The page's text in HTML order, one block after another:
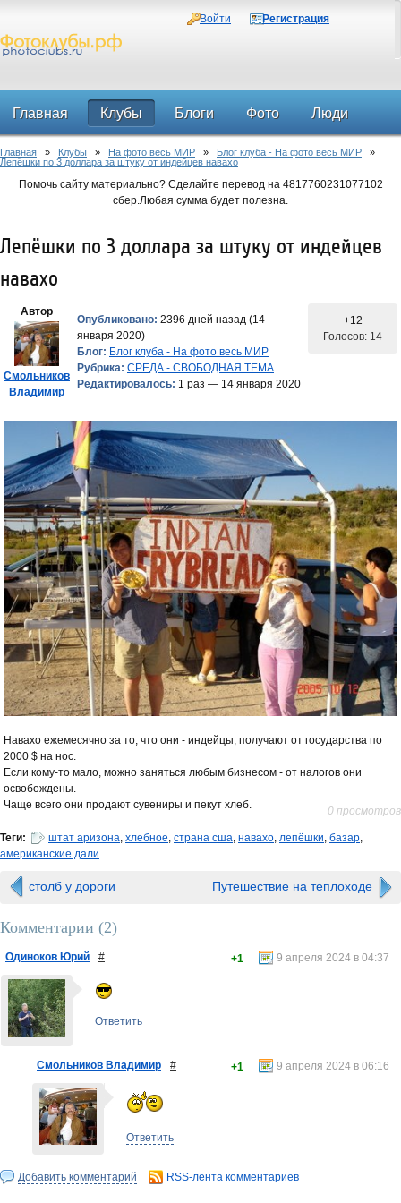
Войти Регистрация
Главная Клубы Блоги Фото Люди
Форум
Главная » Клубы » На фото весь МИР » Блог клуба - На фото весь МИР »
Лепёшки по 3 доллара за штуку от индейцев навахо
Помочь сайту материально? Сделайте перевод на 4817760231077102
сбер.Любая сумма будет полезна.
Лепёшки по 3 доллара за штуку от индейцев
навахо
Автор
Смольников
Владимир
Опубликовано: 2396 дней назад (14
января 2020)
Блог: Блог клуба - На фото весь МИР
Рубрика: СРЕДА - СВОБОДНАЯ ТЕМА
Редактировалось: 1 раз — 14 января 2020
+12
Голосов: 14
Навахо ежемесячно за то, что они - индейцы, получают от государства по
2000 $ на нос.
Если кому-то мало, можно заняться любым бизнесом - от налогов они
освобождены.
Чаще всего они продают сувениры и пекут хлеб.
0 просмотров
Теги: штат аризона, хлебное, страна сша, навахо, лепёшки, базар,
американские дали
столб у дороги Путешествие на теплоходе
Комментарии (2)
Одиноков Юрий # 9 апреля 2024 в 04:37
+1
Ответить
Смольников Владимир # 9 апреля 2024 в 06:16
+1
Ответить
Добавить комментарий RSS-лента комментариев